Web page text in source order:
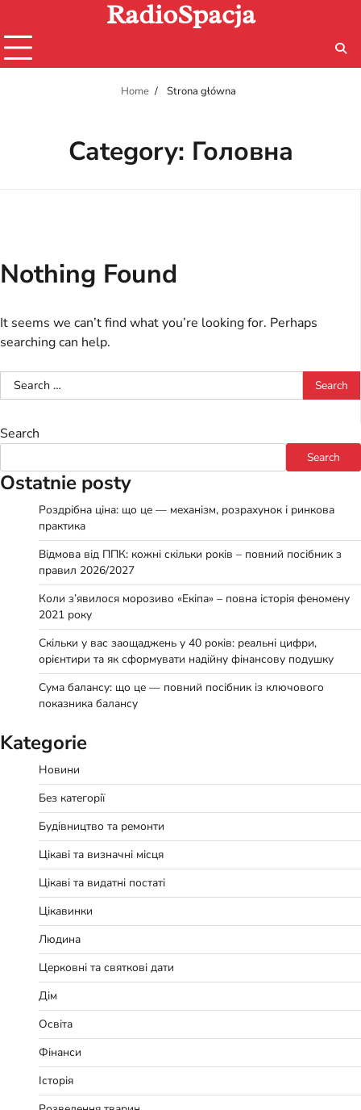
content
RadioSpacja
Home Strona główna
Category: Головна
Nothing Found
It seems we can’t find what you’re looking for. Perhaps
searching can help.
Search
for:
Search
Search
Ostatnie posty
Роздрібна ціна: що це — механізм, розрахунок і ринкова
практика
Відмова від ППК: кожні скільки років – повний посібник з
правил 2026/2027
Коли з’явилося морозиво «Екіпа» – повна історія феномену
2021 року
Скільки у вас заощаджень у 40 років: реальні цифри,
орієнтири та як сформувати надійну фінансову подушку
Сума балансу: що це — повний посібник із ключового
показника балансу
Kategorie
Новини
Без категорії
Будівництво та ремонти
Цікаві та визначні місця
Цікаві та видатні постаті
Цікавинки
Людина
Церковні та святкові дати
Дім
Освіта
Фінанси
Історія